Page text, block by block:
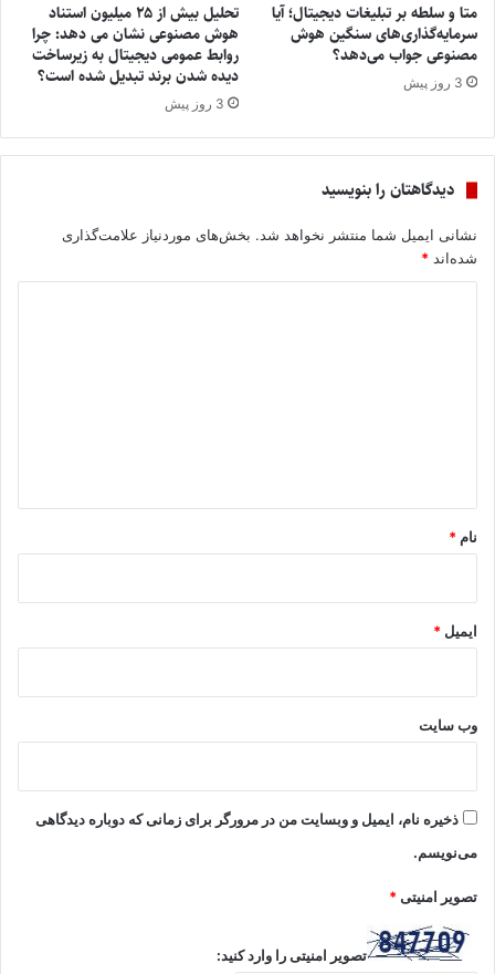
متا و سلطه بر تبلیغات دیجیتال؛ آیا
سرمایه‌گذاری‌های سنگین هوش
مصنوعی جواب می‌دهد؟
3 روز پیش
تحلیل بیش از ۲۵ میلیون استناد
هوش مصنوعی نشان می ‌دهد: چرا
روابط عمومی دیجیتال به زیرساخت
دیده‌ شدن برند تبدیل شده است؟
3 روز پیش
دیدگاهتان را بنویسید
نشانی ایمیل شما منتشر نخواهد شد. بخش‌های موردنیاز علامت‌گذاری
شده‌اند *
نام *
ایمیل *
وب‌ سایت
ذخیره نام، ایمیل و وبسایت من در مرورگر برای زمانی که دوباره دیدگاهی
می‌نویسم.
تصویر امنیتی*
تصویر امنیتی را وارد کنید: